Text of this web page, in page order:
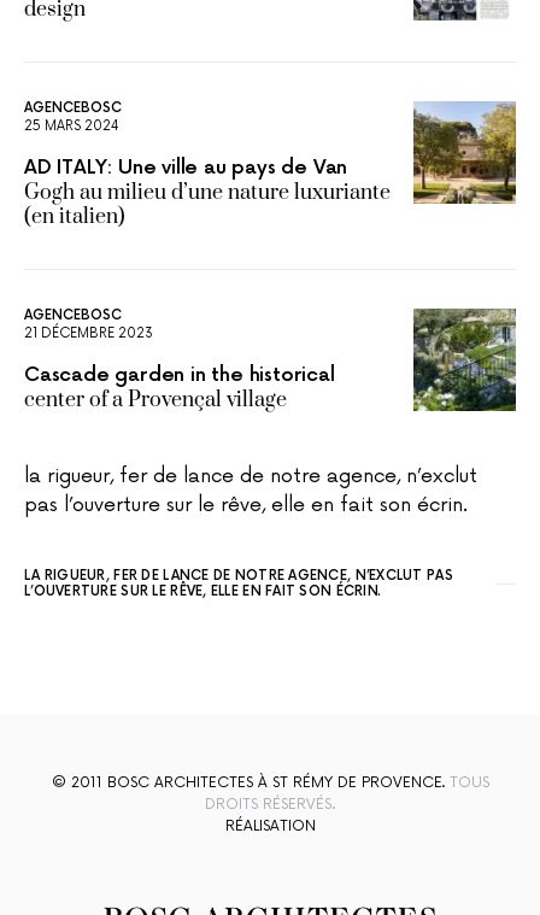
design
AGENCEBOSC
25 MARS 2024
AD ITALY: Une ville au pays de Van
Gogh au milieu d’une nature luxuriante
(en italien)
AGENCEBOSC
21 DÉCEMBRE 2023
Cascade garden in the historical
center of a Provençal village
la rigueur, fer de lance de notre agence, n’exclut
pas l’ouverture sur le rêve, elle en fait son écrin.
LA RIGUEUR, FER DE LANCE DE NOTRE AGENCE, N’EXCLUT PAS
L’OUVERTURE SUR LE RÊVE, ELLE EN FAIT SON ÉCRIN.
© 2011 BOSC ARCHITECTES À ST RÉMY DE PROVENCE.TOUS
DROITS RÉSERVÉS.
RÉALISATION